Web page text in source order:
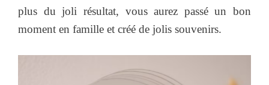
plus du joli résultat, vous aurez passé un bon
moment en famille et créé de jolis souvenirs.